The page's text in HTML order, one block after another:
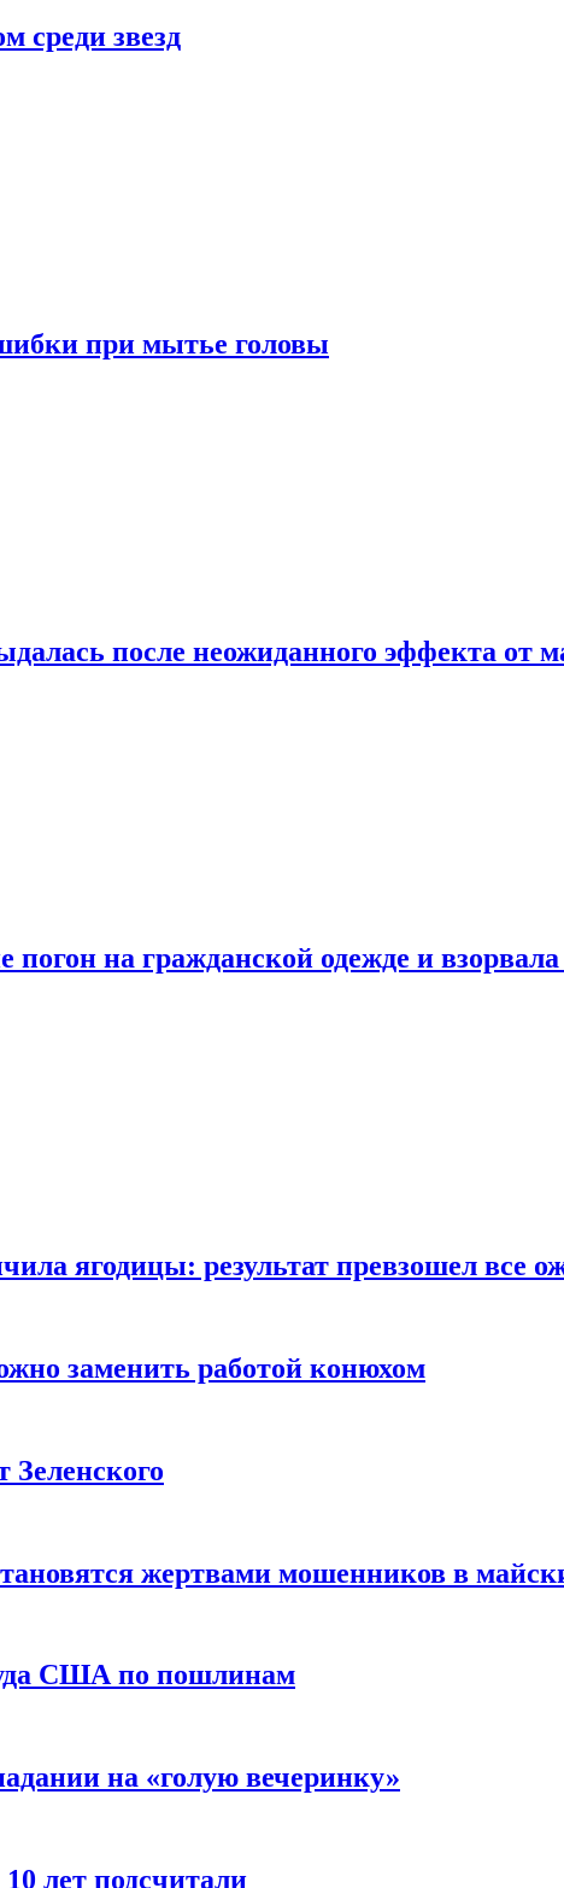
среди звезд
при мытье головы
после неожиданного эффекта от
на гражданской одежде и взорвала
ягодицы: результат превзошел все
заменить работой конюхом
Зеленского
жертвами мошенников в
США по пошлинам
на «голую вечеринку»
лет подсчитали